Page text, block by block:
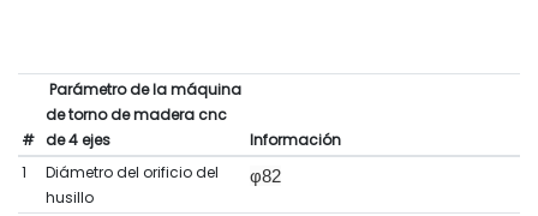
#
Parámetro de la máquina
de torno de madera cnc
de 4 ejes
Información
1
Diámetro del orificio del
husillo
φ82